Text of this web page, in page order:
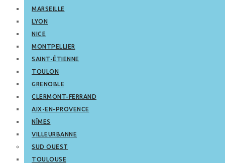
MARSEILLE
LYON
NICE
MONTPELLIER
SAINT-ÉTIENNE
TOULON
GRENOBLE
CLERMONT-FERRAND
AIX-EN-PROVENCE
NÎMES
VILLEURBANNE
SUD OUEST
TOULOUSE